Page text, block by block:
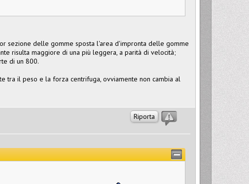
sezione delle gomme sposta l'area d'impronta delle gomme
risulta maggiore di una più leggera, a parità di velocità;
di un 800.
tra il peso e la forza centrifuga, ovviamente non cambia al
Riporta